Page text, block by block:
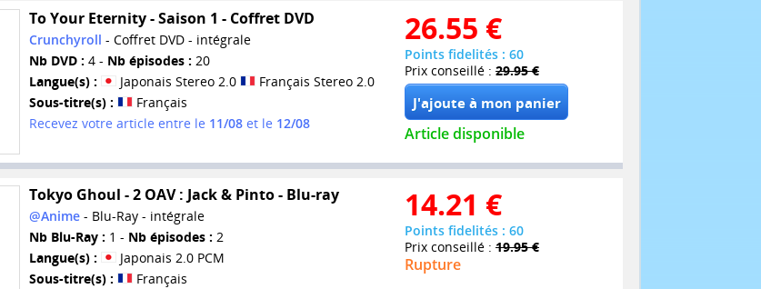
To Your Eternity - Saison 1 - Coffret DVD
Crunchyroll - Coffret DVD - intégrale
Nb DVD : 4 - Nb épisodes : 20
Langue(s) :
Japonais Stereo 2.0
Français Stereo 2.0
Sous-titre(s) :
Français
Recevez votre article entre le 11/08et le 12/08
26.55 €
Points fidelités : 60
Prix conseillé : 29.95 €
Article disponible
Tokyo Ghoul - 2 OAV : Jack & Pinto - Blu-ray
@Anime- Blu-Ray - intégrale
Nb Blu-Ray : 1 - Nb épisodes : 2
Langue(s) :
Japonais 2.0 PCM
Sous-titre(s) :
Français
14.21 €
Points fidelités : 60
Prix conseillé : 19.95 €
Rupture